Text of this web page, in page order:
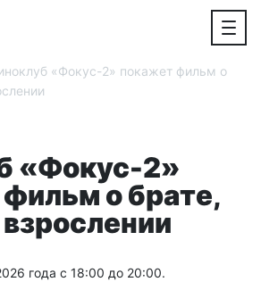
«Фокус-2» покажет фильм о
«Фокус-2»
о брате,
года с 18:00 до 20:00.